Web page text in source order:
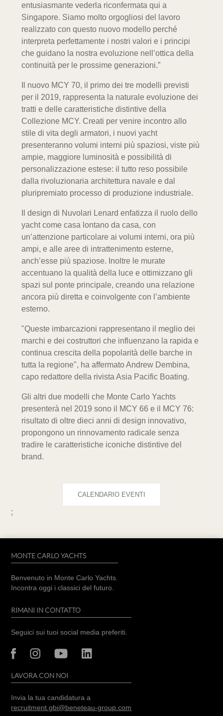
entusiasmante vederla riconfermata qui a
Singapore. Siamo molto orgogliosi del lavoro
realizzato con questo nuovo modello perché
interpreta perfettamente i nostri valori e i principi
che guidano la nostra evoluzione nell’ottica della
continuità per le prossime generazioni.”
Il nuovo MCY 70, il primo dei tre modelli previsti
per il 2019, rappresenta la naturale evoluzione dei
tratti e delle caratteristiche distintive della
Collezione MCY. Creati per venire incontro allo
stile di vita degli armatori, i nuovi yacht
presenteranno volumi interni più spaziosi, viste più
ampie, maggiore luminosità e possibilità di
personalizzazione estese: il tutto reso possibile
dalla rivoluzionaria architettura navale e dal
pluripremiato processo di produzione industriale.
Il design di Nuvolari Lenard enfatizza il ruolo dello
yacht come casa lontano da casa, con
un’attenzione particolare ai volumi interni, ora più
ampi, e alle aree di intrattenimento esterne,
anch’esse più spaziose. Inoltre le murate
accentuano la qualità della luce e ottimizzano gli
spazi sul ponte principale, creando una relazione
ancora più diretta e coinvolgente con l’ambiente
esterno.
"Queste imbarcazioni rappresentano il meglio dei
marchi e dei costruttori che influenzano la rapida e
continua crescita della popolarità delle barche in
tutta la regione", ha affermato Andrew Dembina,
capo redattore della rivista Asia Pacific Boating.
Gli altri due modelli che Monte Carlo Yachts
presenterà nel 2019 sono il MCY 66 e il MCY 76:
risultato di oltre dieci anni di design innovativo,
propongono un rinnovamento radicale senza
tradire le caratteristiche iconiche distintive del
brand.
CALENDARIO EVENTI
;
MONTE CARLO YACHTS
Benvenuto in Monte Carlo Yachts.
Incontra oggi i classici del futuro.
RIMANI IN CONTATTO
Seguici sui tuoi social media preferiti.
LAVORA CON NOI
Invia la tua candidatura a
recruitment.gbi@beneteau-group.com